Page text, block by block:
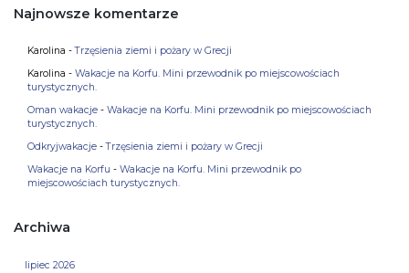
Najnowsze komentarze
Karolina -Trzęsienia ziemi i pożary w Grecji
Karolina - Wakacje na Korfu. Mini przewodnik po miejscowościach
turystycznych.
Oman wakacje - Wakacje na Korfu. Mini przewodnik po miejscowościach
turystycznych.
Odkryjwakacje -Trzęsienia ziemi i pożary w Grecji
Wakacje na Korfu - Wakacje na Korfu. Mini przewodnik po
miejscowościach turystycznych.
Archiwa
lipiec 2026